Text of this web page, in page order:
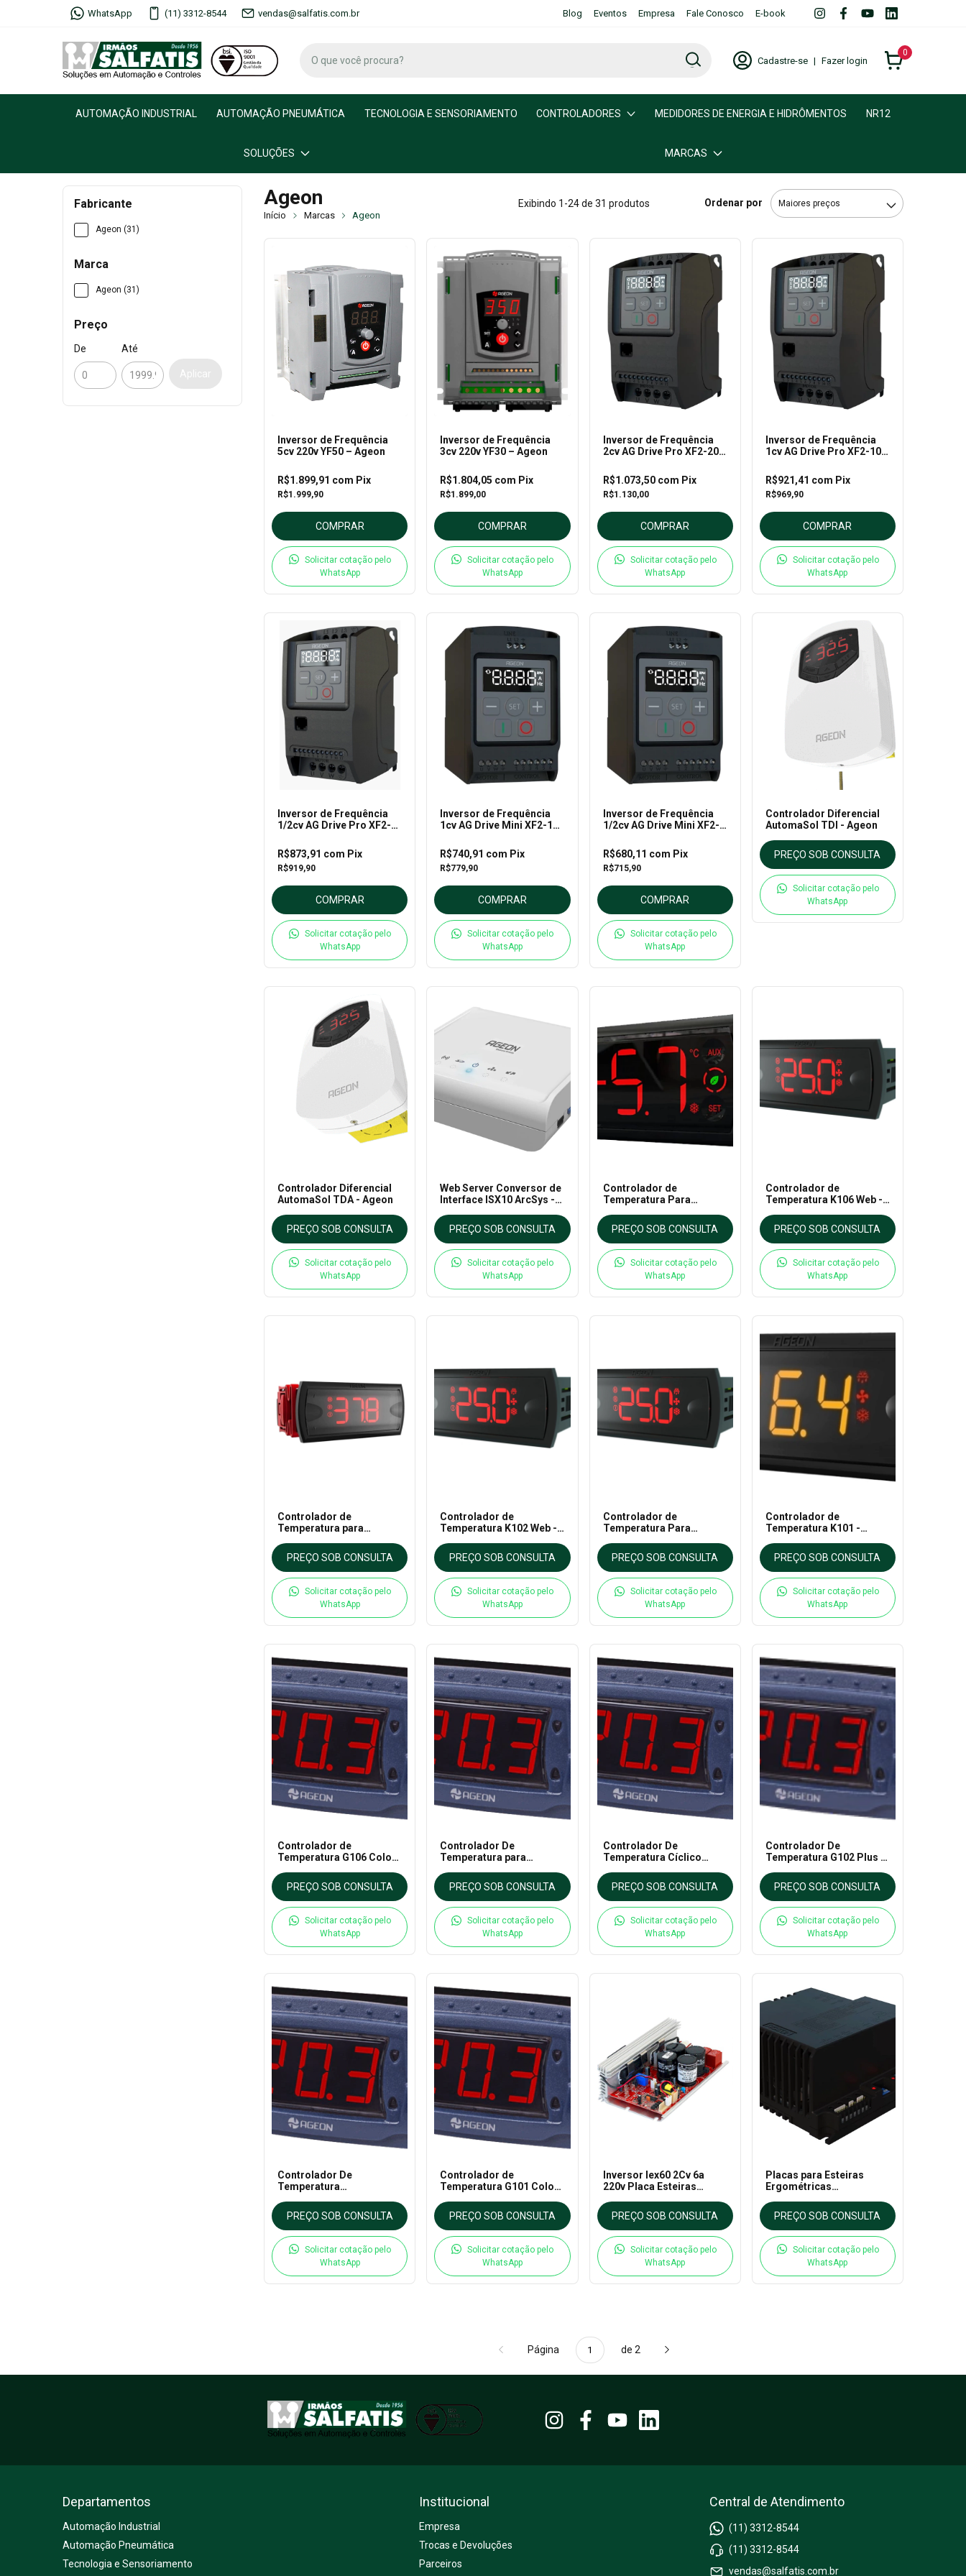
WhatsApp (11) 3312-8544 vendas@salfatis.com.br Blog Eventos Empresa Fale Conosco E-book
Cadastre-se | Fazer login
0
AUTOMAÇÃO INDUSTRIAL AUTOMAÇÃO PNEUMÁTICA TECNOLOGIA E SENSORIAMENTO CONTROLADORES MEDIDORES DE ENERGIA E HIDRÔMENTOS NR12
SOLUÇÕES MARCAS
Fabricante
Ageon (31)
Marca
Ageon (31)
Preço
De Até
Aplicar
Ageon
Início Marcas Ageon
Exibindo 1-24 de 31 produtos Ordenar por
Inversor de Frequência
5cv 220v YF50 – Ageon
R$1.999,90
R$1.899,91 com Pix
COMPRAR
Solicitar cotação pelo
WhatsApp
Inversor de Frequência
3cv 220v YF30 – Ageon
R$1.899,00
R$1.804,05 com Pix
COMPRAR
Solicitar cotação pelo
WhatsApp
Inversor de Frequência
2cv AG Drive Pro XF2-20-
R$1.130,00
R$1.073,50 com Pix
COMPRAR
Solicitar cotação pelo
WhatsApp
Inversor de Frequência
1cv AG Drive Pro XF2-10-
R$969,90
R$921,41 com Pix
COMPRAR
Solicitar cotação pelo
WhatsApp
Inversor de Frequência
1/2cv AG Drive Pro XF2-
R$919,90
R$873,91 com Pix
COMPRAR
Solicitar cotação pelo
WhatsApp
Inversor de Frequência
1cv AG Drive Mini XF2-10-
R$779,90
R$740,91 com Pix
COMPRAR
Solicitar cotação pelo
WhatsApp
Inversor de Frequência
1/2cv AG Drive Mini XF2-
R$715,90
R$680,11 com Pix
COMPRAR
Solicitar cotação pelo
WhatsApp
Controlador Diferencial
AutomaSol TDI - Ageon
PREÇO SOB CONSULTA
Solicitar cotação pelo
WhatsApp
Controlador Diferencial
AutomaSol TDA - Ageon
PREÇO SOB CONSULTA
Solicitar cotação pelo
WhatsApp
Web Server Conversor de
Interface ISX10 ArcSys -
PREÇO SOB CONSULTA
Solicitar cotação pelo
WhatsApp
Controlador de
Temperatura Para
BigDisplay - Ageon
PREÇO SOB CONSULTA
Solicitar cotação pelo
WhatsApp
Controlador de
Temperatura K106 Web -
PREÇO SOB CONSULTA
Solicitar cotação pelo
WhatsApp
Controlador de
Temperatura para
Ageon
PREÇO SOB CONSULTA
Solicitar cotação pelo
WhatsApp
Controlador de
Temperatura K102 Web -
PREÇO SOB CONSULTA
Solicitar cotação pelo
WhatsApp
Controlador de
Temperatura Para
Ageon
PREÇO SOB CONSULTA
Solicitar cotação pelo
WhatsApp
Controlador de
Temperatura K101 -
PREÇO SOB CONSULTA
Solicitar cotação pelo
WhatsApp
Controlador de
Temperatura G106 Color
PREÇO SOB CONSULTA
Solicitar cotação pelo
WhatsApp
Controlador De
Temperatura para
Ageon
PREÇO SOB CONSULTA
Solicitar cotação pelo
WhatsApp
Controlador De
Temperatura Cíclico
PREÇO SOB CONSULTA
Solicitar cotação pelo
WhatsApp
Controlador De
Temperatura G102 Plus -
PREÇO SOB CONSULTA
Solicitar cotação pelo
WhatsApp
Controlador De
Temperatura
Ageon
PREÇO SOB CONSULTA
Solicitar cotação pelo
WhatsApp
Controlador de
Temperatura G101 Color
PREÇO SOB CONSULTA
Solicitar cotação pelo
WhatsApp
Inversor Iex60 2Cv 6a
220v Placa Esteiras
PREÇO SOB CONSULTA
Solicitar cotação pelo
WhatsApp
Placas para Esteiras
Ergométricas
PREÇO SOB CONSULTA
Solicitar cotação pelo
WhatsApp
Página de 2
Departamentos
Automação Industrial
Automação Pneumática
Tecnologia e Sensoriamento
Institucional
Empresa
Trocas e Devoluções
Parceiros
Central de Atendimento
(11) 3312-8544
(11) 3312-8544
vendas@salfatis.com.br